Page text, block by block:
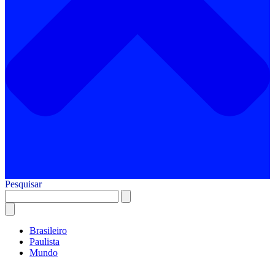
Pesquisar
Brasileiro
Paulista
Mundo